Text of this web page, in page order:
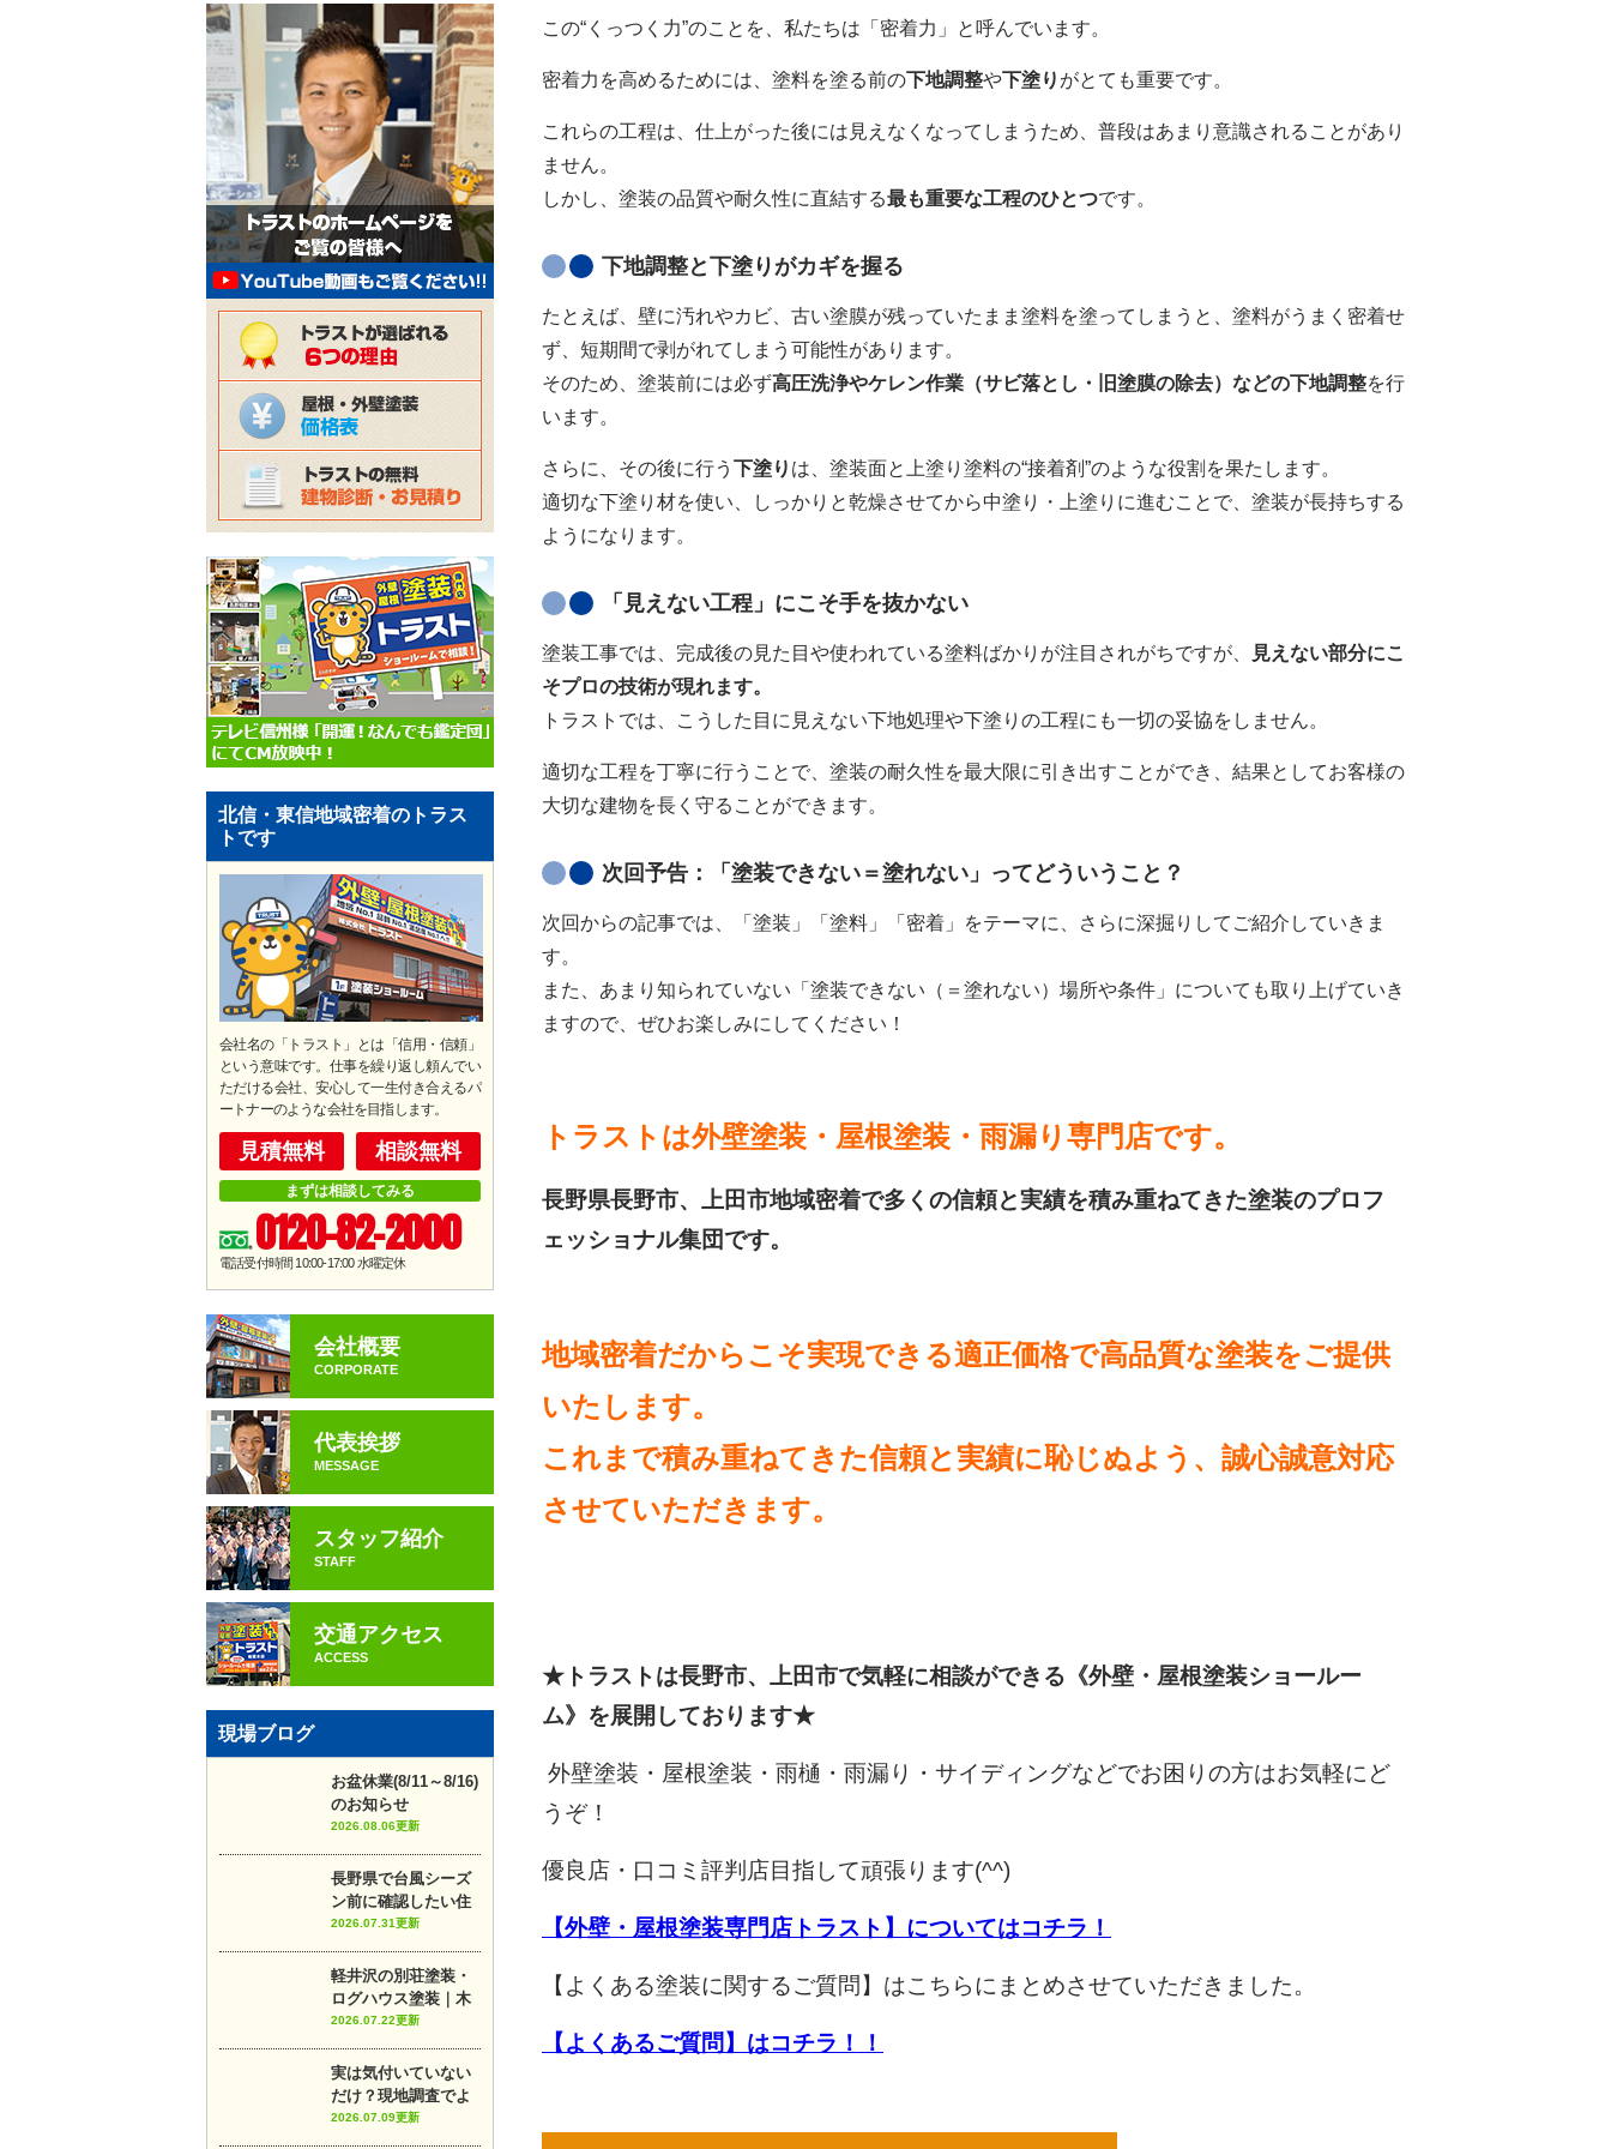
この“くっつく力”のことを、私たちは「密着力」と呼んでいます。
密着力を高めるためには、塗料を塗る前の下地調整や下塗り がとても重要です。
これらの工程は、仕上がった後には見えなくなってしまうため、普段はあまり意識されることがあり
ません。
しかし、塗装の品質や耐久性に直結する最も重要な工程のひとつです。
下地調整と下塗りがカギを握る
たとえば、壁に汚れやカビ、古い塗膜が残っていたまま塗料を塗ってしまうと、塗料がうまく密着せ
ず、短期間で剥がれてしまう可能性があります。
そのため、塗装前には必ず高圧洗浄やケレン作業（サビ落とし・旧塗膜の除去）などの下地調整を行
います。
さらに、その後に行う 下塗り は、塗装面と上塗り塗料の“接着剤”のような役割を果たします。
適切な下塗り材を使い、しっかりと乾燥させてから中塗り・上塗りに進むことで、塗装が長持ちする
ようになります。
「見えない工程」にこそ手を抜かない
塗装工事では、完成後の見た目や使われている塗料ばかりが注目されがちですが、
見えない部分にこ
そプロの技術が現れます。
トラストでは、こうした目に見えない下地処理や下塗りの工程にも一切の妥協をしません。
適切な工程を丁寧に行うことで、塗装の耐久性を最大限に引き出すことができ、結果としてお客様の
大切な建物を長く守ることができます。
次回予告：「塗装できない＝塗れない」ってどういうこと？
次回からの記事では、「塗装」「塗料」「密着」をテーマに、さらに深掘りしてご紹介していきま
す。
また、あまり知られていない「塗装できない（＝塗れない）場所や条件」についても取り上げていき
ますので、ぜひお楽しみにしてください！
トラストは外壁塗装・屋根塗装・雨漏り専門店です。
長野県長野市、上田市地域密着で多くの信頼と実績を積み重ねてきた塗装のプロフ
ェッショナル集団です。
地域密着だからこそ実現できる適正価格で高品質な塗装をご提供
いたします。
これまで積み重ねてきた信頼と実績に恥じぬよう、誠心誠意対応
させていただきます。
★トラストは長野市、上田市で気軽に相談ができる《外壁・屋根塗装ショールー
ム》を展開しております★
外壁塗装・屋根塗装・雨樋・雨漏り・サイディングなどでお困りの方はお気軽にど
うぞ！
優良店・口コミ評判店目指して頑張ります(^^)
【外壁・屋根塗装専門店トラスト】についてはコチラ！
【よくある塗装に関するご質問】はこちらにまとめさせていただきました。
【よくあるご質問】はコチラ！！
北信・東信地域密着のトラス
トです
会社名の「トラスト」とは「信用・信頼」
という意味です。仕事を繰り返し頼んでい
ただける会社、安心して一生付き合えるパ
ートナーのような会社を目指します。
見積無料 相談無料
まずは相談してみる
0120-82-2000
電話受付時間 10:00-17:00水曜定休
会社概要
CORPORATE
代表挨拶
MESSAGE
スタッフ紹介
STAFF
交通アクセス
ACCESS
現場ブログ
お盆休業(8/11～8/16)
のお知らせ
2026.08.06更新
長野県で台風シーズ
ン前に確認したい住
宅チェックポイント7
選
2026.07.31更新
軽井沢の別荘塗装・
ログハウス塗装｜木
部メンテナンスのポ
イントや施工事例を
プロが解説
2026.07.22更新
実は気付いていない
だけ？現地調査でよ
く見つかる住宅の劣
化5選
2026.07.09更新